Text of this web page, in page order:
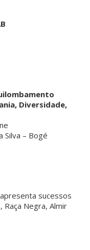
Diversidade,
Silva – Bogé
sucessos
Raça Negra, Almir